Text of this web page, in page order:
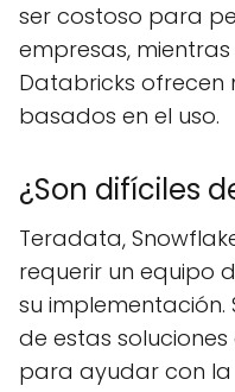
ser costoso para
empresas,
Databricks ofrecen
basados en el uso.
¿Son difíciles
Teradata,
requerir un equipo
su
de estas
para ayudar con